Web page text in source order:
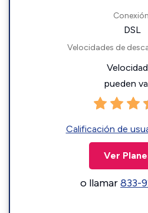
DSL
Velocidades de
pueden
Calificación de
Ver
o llamar833-